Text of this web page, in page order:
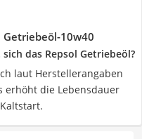
10w40
das Repsol Getriebeöl?
laut Herstellerangaben
erhöht die Lebensdauer